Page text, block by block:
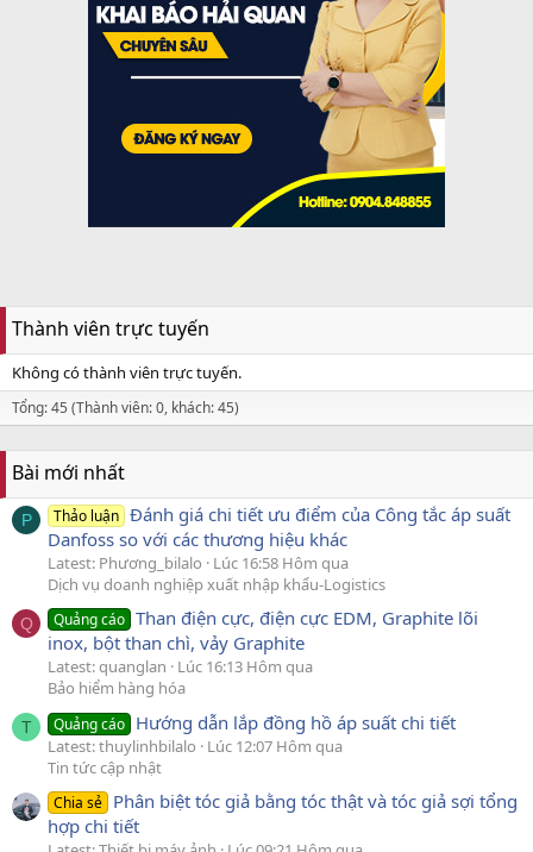
Thành viên trực tuyến
Không có thành viên trực tuyến.
Tổng: 45 (Thành viên: 0, khách: 45)
Bài mới nhất
P Thảo luận Đánh giá chi tiết ưu điểm của Công tắc áp suất
Danfoss so với các thương hiệu khác
Latest: Phương_bilalo
Lúc 16:58 Hôm qua
Dịch vụ doanh nghiệp xuất nhập khẩu-Logistics
Q Quảng cáo Than điện cực, điện cực EDM, Graphite lõi
inox, bột than chì, vảy Graphite
Latest: quanglan
Lúc 16:13 Hôm qua
Bảo hiểm hàng hóa
T Quảng cáo Hướng dẫn lắp đồng hồ áp suất chi tiết
Latest: thuylinhbilalo
Lúc 12:07 Hôm qua
Tin tức cập nhật
Chia sẻ Phân biệt tóc giả bằng tóc thật và tóc giả sợi tổng
hợp chi tiết